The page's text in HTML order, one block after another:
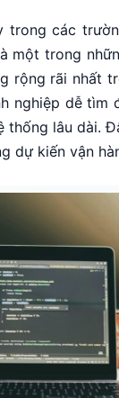
trong các
một trong
rộng rãi nhất
nghiệp dễ tìm
thống lâu dài.
dự kiến vận